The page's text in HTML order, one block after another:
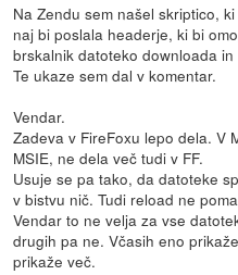
Na Zendu sem našel skriptico,
naj bi poslala headerje, ki bi
brskalnik datoteko downloada
Te ukaze sem dal v komentar.
Vendar.
Zadeva v FireFoxu lepo dela. V
MSIE, ne dela več tudi v FF.
Usuje se pa tako, da datoteke
v bistvu nič. Tudi reload ne
Vendar to ne velja za vse
drugih pa ne. Včasih eno
prikaže več.